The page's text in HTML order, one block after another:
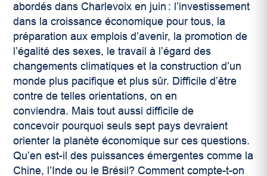
abordés dans Charlevoix en juin : l’investissement
dans la croissance économique pour tous, la
préparation aux emplois d’avenir, la promotion de
l’égalité des sexes, le travail à l’égard des
changements climatiques et la construction d’un
monde plus pacifique et plus sûr. Difficile d’être
contre de telles orientations, on en
conviendra. Mais tout aussi difficile de
concevoir pourquoi seuls sept pays devraient
orienter la planète économique sur ces questions.
Qu’en est-il des puissances émergentes comme la
Chine, l’Inde ou le Brésil? Comment compte-t-on